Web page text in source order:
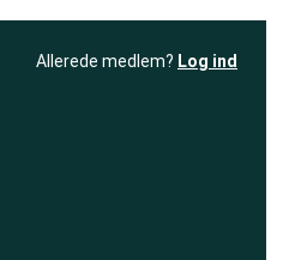
Allerede medlem? Log ind